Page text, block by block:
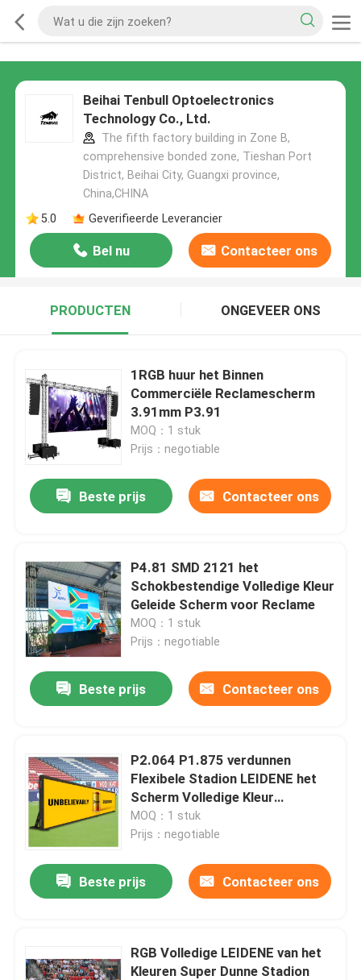
Beihai Tenbull Optoelectronics
Technology Co., Ltd.
The fifth factory building in Zone B,
comprehensive bonded zone, Tieshan Port
District, Beihai City, Guangxi province,
China,CHINA
5.0
Geverifieerde Leverancier
Bel nu Contacteer ons
PRODUCTEN ONGEVEER ONS
1RGB huur het Binnen
Commerciële Reclamescherm
3.91mm P3.91
MOQ：1 stuk
Prijs：negotiable
Beste prijs Contacteer ons
P4.81 SMD 2121 het
Schokbestendige Volledige Kleur
Geleide Scherm voor Reclame
MOQ：1 stuk
Prijs：negotiable
Beste prijs Contacteer ons
P2.064 P1.875 verdunnen
Flexibele Stadion LEIDENE het
Scherm Volledige Kleur
SMD1921
MOQ：1 stuk
Prijs：negotiable
Beste prijs Contacteer ons
RGB Volledige LEIDENE van het
Kleuren Super Dunne Stadion